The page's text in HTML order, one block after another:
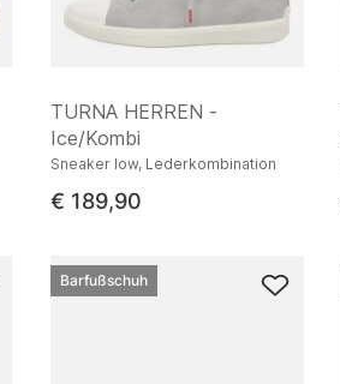
TURNA HERREN -
Ice/Kombi
Sneaker low, Lederkombination
€ 189,90
Barfußschuh